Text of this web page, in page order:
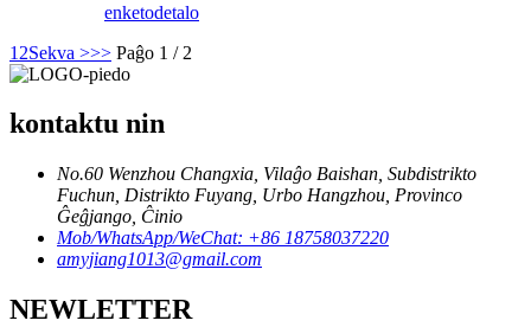
enketodetalo
1 2Sekva >>> Paĝo 1 / 2
kontaktu nin
No.60 Wenzhou Changxia, Vilaĝo Baishan, Subdistrikto
Fuchun, Distrikto Fuyang, Urbo Hangzhou, Provinco
Ĝeĝjango, Ĉinio
Mob/WhatsApp/WeChat: +86 18758037220
amyjiang1013@gmail.com
NEWLETTER